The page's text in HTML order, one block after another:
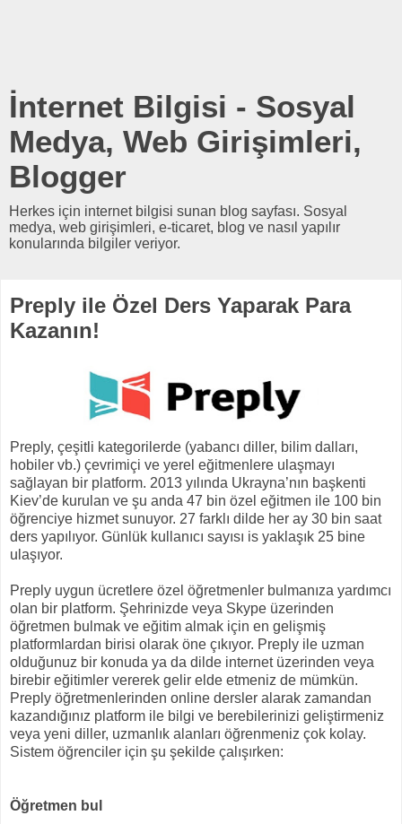
İnternet Bilgisi - Sosyal
Medya, Web Girişimleri,
Blogger
Herkes için internet bilgisi sunan blog sayfası. Sosyal
medya, web girişimleri, e-ticaret, blog ve nasıl yapılır
konularında bilgiler veriyor.
Preply ile Özel Ders Yaparak Para
Kazanın!
Preply, çeşitli kategorilerde (yabancı diller, bilim dalları,
hobiler vb.) çevrimiçi ve yerel eğitmenlere ulaşmayı
sağlayan bir platform. 2013 yılında Ukrayna’nın başkenti
Kiev’de kurulan ve şu anda 47 bin özel eğitmen ile 100 bin
öğrenciye hizmet sunuyor. 27 farklı dilde her ay 30 bin saat
ders yapılıyor. Günlük kullanıcı sayısı is yaklaşık 25 bine
ulaşıyor.
Preply uygun ücretlere özel öğretmenler bulmanıza yardımcı
olan bir platform. Şehrinizde veya Skype üzerinden
öğretmen bulmak ve eğitim almak için en gelişmiş
platformlardan birisi olarak öne çıkıyor. Preply ile uzman
olduğunuz bir konuda ya da dilde internet üzerinden veya
birebir eğitimler vererek gelir elde etmeniz de mümkün.
Preply öğretmenlerinden online dersler alarak zamandan
kazandığınız platform ile bilgi ve berebilerinizi geliştirmeniz
veya yeni diller, uzmanlık alanları öğrenmeniz çok kolay.
Sistem öğrenciler için şu şekilde çalışırken:
Öğretmen bul